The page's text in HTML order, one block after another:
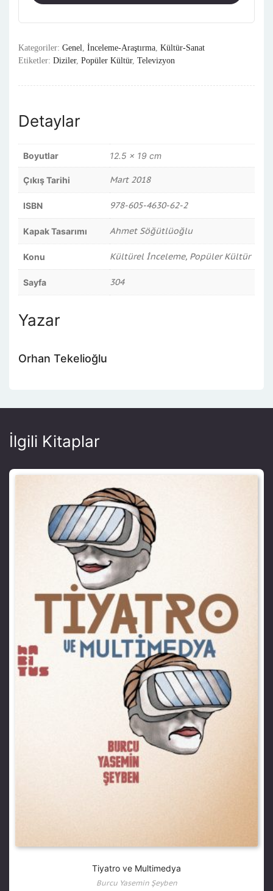
Kategoriler: Genel, İnceleme-Araştırma, Kültür-Sanat
Etiketler: Diziler, Popüler Kültür, Televizyon
Detaylar
Boyutlar 12.5 × 19 cm
Çıkış Tarihi Mart 2018
ISBN 978-605-4630-62-2
Kapak Tasarımı Ahmet Söğütlüoğlu
Konu Kültürel İnceleme, Popüler Kültür
Sayfa 304
Yazar
Orhan Tekelioğlu
İlgili Kitaplar
Tiyatro ve Multimedya
Burcu Yasemin Şeyben